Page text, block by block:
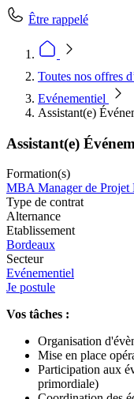
Être rappelé
Toutes nos offres
Evénementiel
Assistant(e)
Assistant(e)
Formation(s)
MBA Manager de Projet
Type de contrat
Alternance
Etablissement
Bordeaux
Secteur
Evénementiel
Je postule
Vos tâches :
Organisation
Mise en place
Participation aux
primordiale)